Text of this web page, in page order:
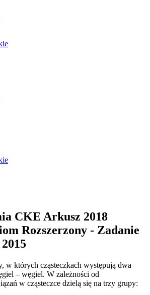
CKE Arkusz 2018
Rozszerzony - Zadanie
w których cząsteczkach występują dwa
– węgiel. W zależności od
w cząsteczce dzielą się na trzy grupy: